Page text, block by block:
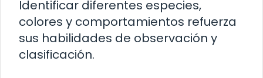
Identificar diferentes especies,
colores y comportamientos refuerza
sus habilidades de observación y
clasificación.